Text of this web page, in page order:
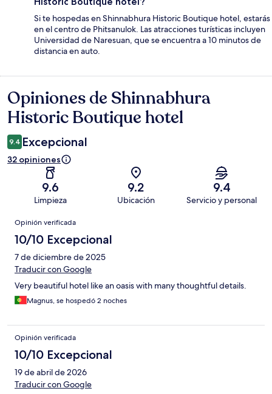
Si te hospedas en Shinnabhura Historic Boutique hotel, estarás
en el centro de Phitsanulok. Las atracciones turísticas incluyen
Universidad de Naresuan, que se encuentra a 10 minutos de
distancia en auto.
Opiniones
Opiniones de Shinnabhura
Historic Boutique hotel
9.4 Excepcional
32 opiniones
9.6
Limpieza
9.2
Ubicación
9.4
Servicio y personal
Opiniones
Opinión verificada
10/10 Excepcional
7 de diciembre de 2025
Traducir con Google
Very beautiful hotel like an oasis with many thoughtful details.
Magnus, se hospedó 2 noches
Opinión verificada
10/10 Excepcional
19 de abril de 2026
Traducir con Google